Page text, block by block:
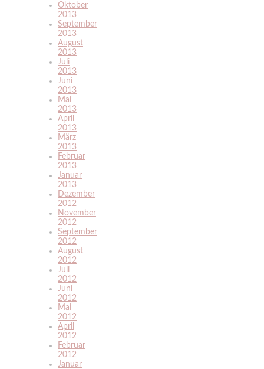
Oktober
2013
September
2013
August
2013
Juli
2013
Juni
2013
Mai
2013
April
2013
März
2013
Februar
2013
Januar
2013
Dezember
2012
November
2012
September
2012
August
2012
Juli
2012
Juni
2012
Mai
2012
April
2012
Februar
2012
Januar